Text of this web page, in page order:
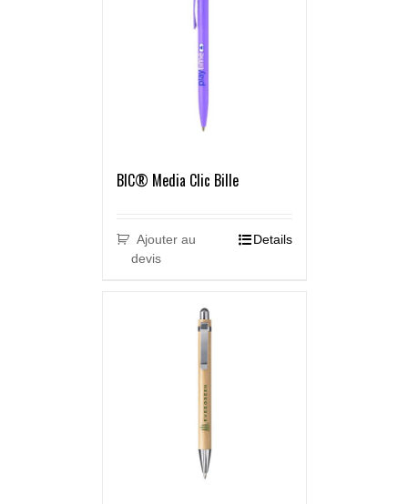
BIC® Media Clic Bille
Ajouter au
devis
Details